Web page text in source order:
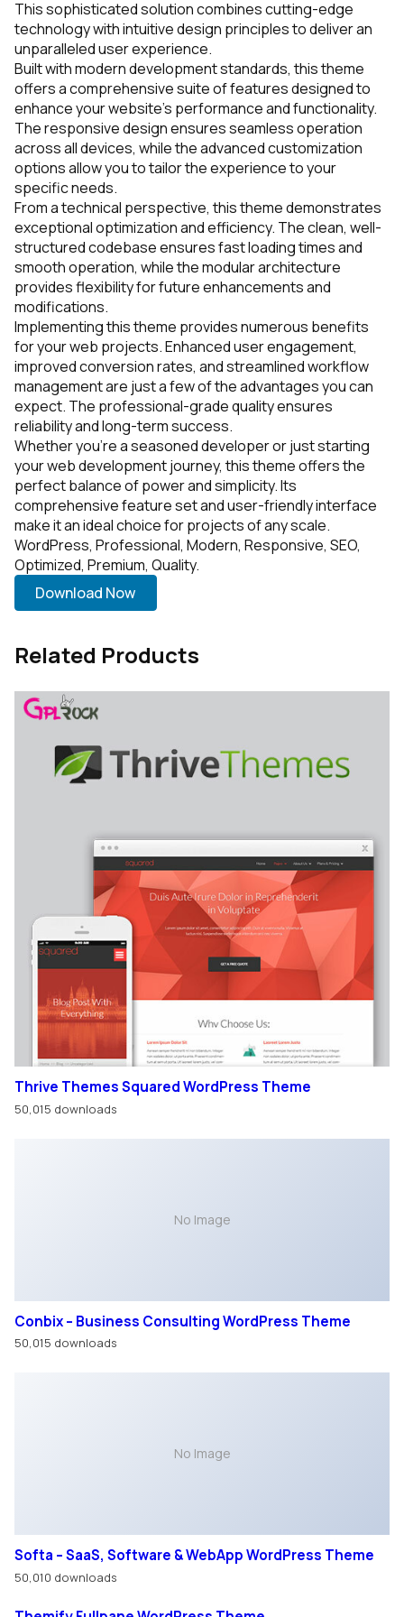
This sophisticated solution combines cutting-edge
technology with intuitive design principles to deliver an
unparalleled user experience.
Built with modern development standards, this theme
offers a comprehensive suite of features designed to
enhance your website's performance and functionality.
The responsive design ensures seamless operation
across all devices, while the advanced customization
options allow you to tailor the experience to your
specific needs.
From a technical perspective, this theme demonstrates
exceptional optimization and efficiency. The clean, well-
structured codebase ensures fast loading times and
smooth operation, while the modular architecture
provides flexibility for future enhancements and
modifications.
Implementing this theme provides numerous benefits
for your web projects. Enhanced user engagement,
improved conversion rates, and streamlined workflow
management are just a few of the advantages you can
expect. The professional-grade quality ensures
reliability and long-term success.
Whether you're a seasoned developer or just starting
your web development journey, this theme offers the
perfect balance of power and simplicity. Its
comprehensive feature set and user-friendly interface
make it an ideal choice for projects of any scale.
WordPress, Professional, Modern, Responsive, SEO,
Optimized, Premium, Quality.
Download Now
Related Products
Thrive Themes Squared WordPress Theme
50,015 downloads
No Image
Conbix – Business Consulting WordPress Theme
50,015 downloads
No Image
Softa – SaaS, Software & WebApp WordPress Theme
50,010 downloads